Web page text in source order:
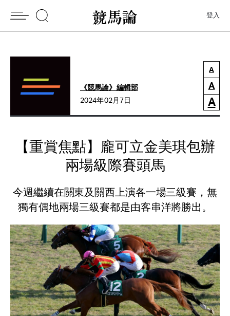
登入
《競馬論》編輯部
2024年02月7日
A
A
A
【重賞焦點】龐可立金美琪包辦
兩場級際賽頭馬
今週繼續在關東及關西上演各一場三級賽，無
獨有偶地兩場三級賽都是由客串洋將勝出。